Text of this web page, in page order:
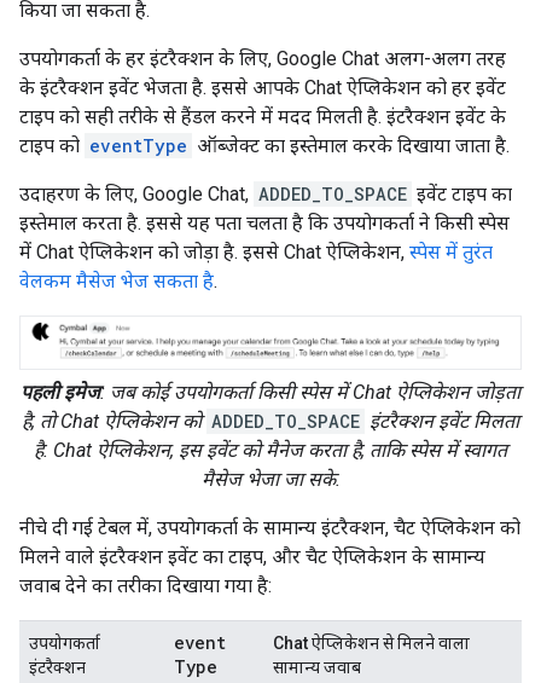
किया जा सकता है.
उपयोगकर्ता के हर इंटरैक्शन के लिए, Google Chat अलग-अलग तरह
के इंटरैक्शन इवेंट भेजता है. इससे आपके Chat ऐप्लिकेशन को हर इवेंट
टाइप को सही तरीके से हैंडल करने में मदद मिलती है. इंटरैक्शन इवेंट के
टाइप को eventType ऑब्जेक्ट का इस्तेमाल करके दिखाया जाता है.
उदाहरण के लिए, Google Chat, ADDED_TO_SPACE इवेंट टाइप का
इस्तेमाल करता है. इससे यह पता चलता है कि उपयोगकर्ता ने किसी स्पेस
में Chat ऐप्लिकेशन को जोड़ा है. इससे Chat ऐप्लिकेशन, स्पेस में तुरंत
वेलकम मैसेज भेज सकता है.
पहली इमेज: जब कोई उपयोगकर्ता किसी स्पेस में Chat ऐप्लिकेशन जोड़ता
है, तो Chat ऐप्लिकेशन को ADDED_TO_SPACE इंटरैक्शन इवेंट मिलता
है. Chat ऐप्लिकेशन, इस इवेंट को मैनेज करता है, ताकि स्पेस में स्वागत
मैसेज भेजा जा सके.
नीचे दी गई टेबल में, उपयोगकर्ता के सामान्य इंटरैक्शन, चैट ऐप्लिकेशन को
मिलने वाले इंटरैक्शन इवेंट का टाइप, और चैट ऐप्लिकेशन के सामान्य
जवाब देने का तरीका दिखाया गया है:
उपयोगकर्ता
इंटरैक्शन
event
Type
Chat ऐप्लिकेशन से मिलने वाला
सामान्य जवाब